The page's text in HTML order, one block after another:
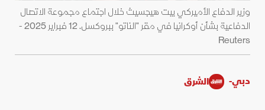
وزير الدفاع الأميركي بيت هيجسيث خلال اجتماع مجموعة الاتصال
الدفاعية بشأن أوكرانيا في مقر "الناتو" ببروكسل. 12 فبراير 2025 -
Reuters
دبي- الشرق